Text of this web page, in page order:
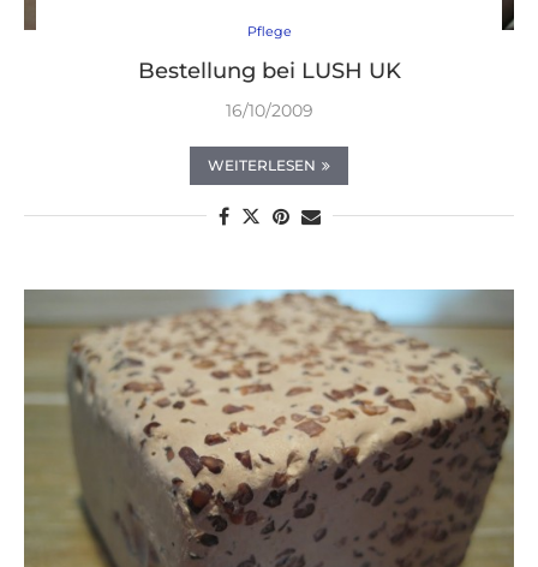
Pflege
Bestellung bei LUSH UK
16/10/2009
WEITERLESEN